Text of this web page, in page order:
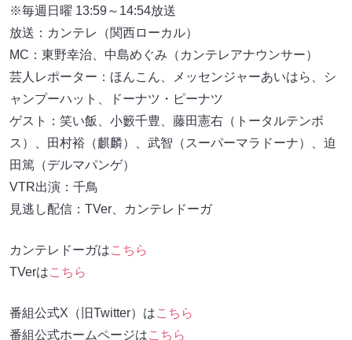
※毎週日曜 13:59～14:54放送
放送：カンテレ（関西ローカル）
MC：東野幸治、中島めぐみ（カンテレアナウンサー）
芸人レポーター：ほんこん、メッセンジャーあいはら、シ
ャンプーハット、ドーナツ・ピーナツ
ゲスト：笑い飯、小籔千豊、藤田憲右（トータルテンボ
ス）、田村裕（麒麟）、武智（スーパーマラドーナ）、迫
田篤（デルマパンゲ）
VTR出演：千鳥
見逃し配信：TVer、カンテレドーガ
カンテレドーガはこちら
TVerはこちら
番組公式X（旧Twitter）はこちら
番組公式ホームページはこちら